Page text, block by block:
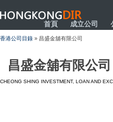
HONGKONGDIR
首頁 成立公司
香港公司目錄 » 昌盛金舖有限公司
昌盛金舖有限公司
CHEONG SHING INVESTMENT, LOAN AND